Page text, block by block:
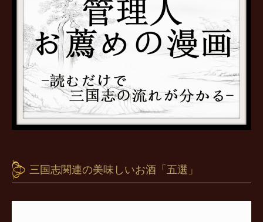
三国志関連の美味しいお酒「五選」